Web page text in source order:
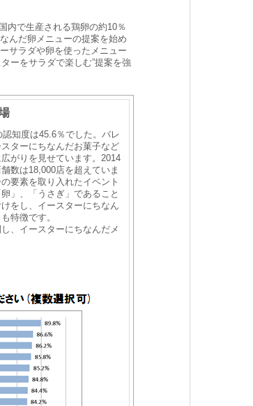
内で生産される鶏卵の約10％
んだ卵メニューの提案を始め
サラダや卵を使ったメニュー
ーをサラダで楽しむ”提案を強
知度は45.6％でした。バレ
ターにちなんだお菓子など
がりを見せています。2014
数は18,000店を超えていま
要素を取り入れたイベント
」、「うさぎ」であること
をし、イースターにちなん
特徴です。
、イースターにちなんだメ